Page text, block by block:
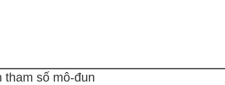
tham số mô-đun